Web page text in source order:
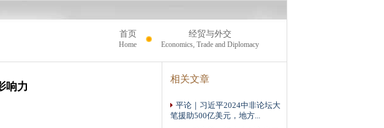
首页
Home
经贸与外交
Economics, Trade and Diplomacy
响力
相关文章
平论｜习近平2024中非论坛大
笔援助500亿美元，地方...